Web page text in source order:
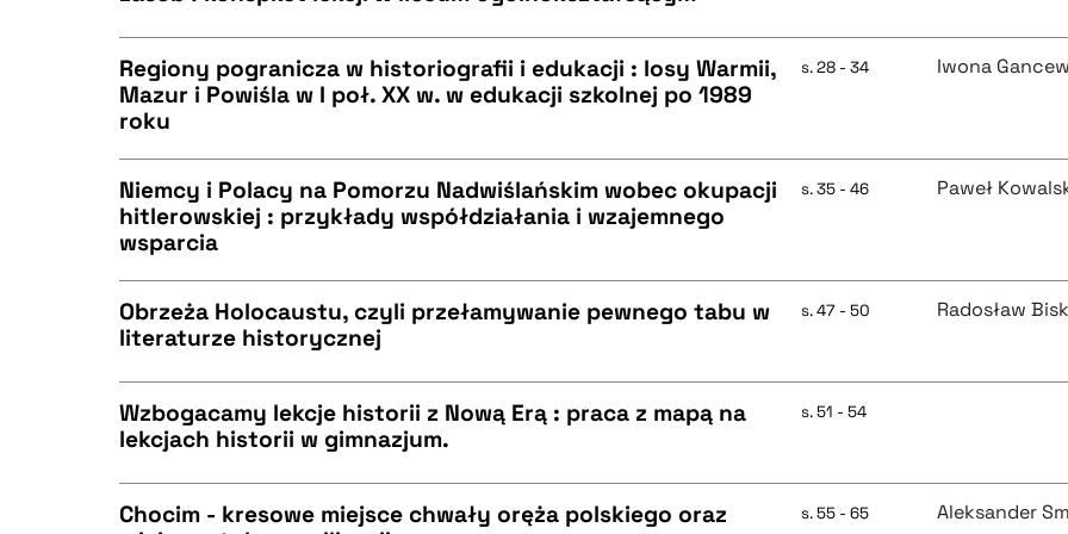
BIBTEX
BIBTEX
Regiony pogranicza w historiografii i edukacji : losy Warmii,
Mazur i Powiśla w I poł. XX w. w edukacji szkolnej po 1989
roku
s. 28 - 34 Iwona
CZYSTY TEKST
BIBTEX
Niemcy i Polacy na Pomorzu Nadwiślańskim wobec okupacji
hitlerowskiej : przykłady współdziałania i wzajemnego
wsparcia
s. 35 - 46 Paweł
BIBTEX
Obrzeża Holocaustu, czyli przełamywanie pewnego tabu w
literaturze historycznej
s. 47 - 50 Radosław
Wzbogacamy lekcje historii z Nową Erą : praca z mapą na
lekcjach historii w gimnazjum.
s. 51 - 54
Chocim - kresowe miejsce chwały oręża polskiego oraz
s. 55 - 65 Aleksander